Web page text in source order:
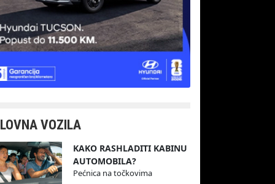
VOZILA
KAKO RASHLADITI KABINU
AUTOMOBILA?
Pećnica na točkovima